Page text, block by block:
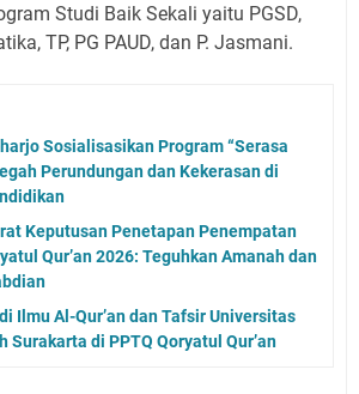
Studi Baik Sekali yaitu PGSD,
TP, PG PAUD, dan P. Jasmani.
Sosialisasikan Program “Serasa
Perundungan dan Kekerasan di
Keputusan Penetapan Penempatan
Qur’an 2026: Teguhkan Amanah dan
Ilmu Al-Qur’an dan Tafsir Universitas
Surakarta di PPTQ Qoryatul Qur’an